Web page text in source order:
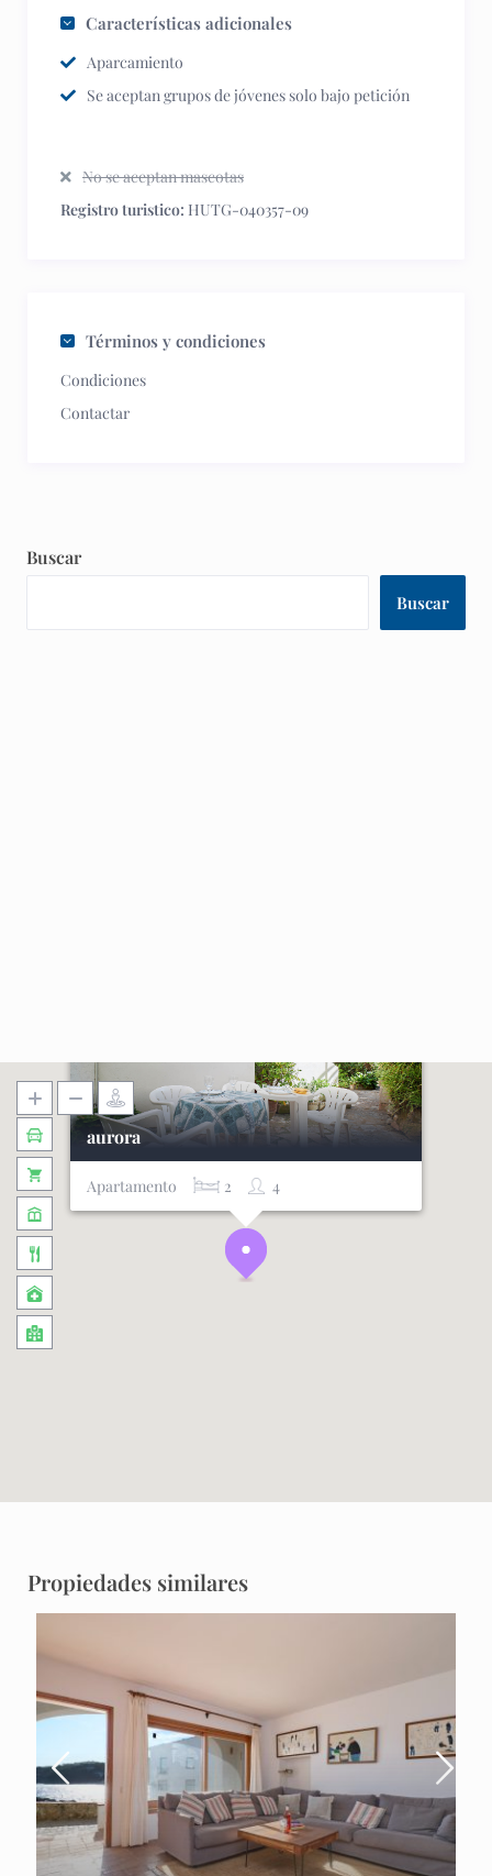
Características adicionales
Aparcamiento
Se aceptan grupos de jóvenes solo bajo petición
No se aceptan mascotas
Registro turistico: HUTG-040357-09
Términos y condiciones
Condiciones
Contactar
Buscar
Buscar
aurora
Apartamento 4
2
Propiedades similares